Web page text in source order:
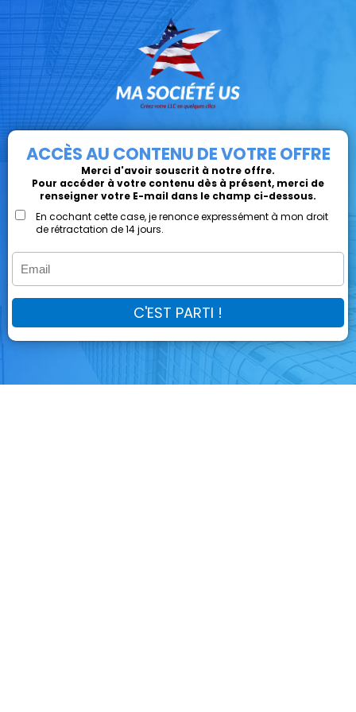
ACCÈS AU CONTENU DE VOTRE OFFRE
Merci d'avoir souscrit à notre offre.
Pour accéder à votre contenu dès à présent, merci de
renseigner votre E-mail dans le champ ci-dessous.
En cochant cette case, je renonce expressément à mon droit
de rétractation de 14 jours.
C'EST PARTI !